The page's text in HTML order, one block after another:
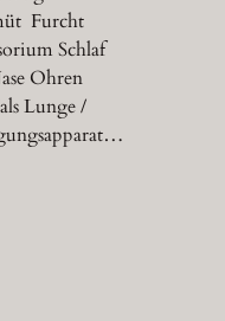
Furcht
Schlaf
Ohren
Lunge /